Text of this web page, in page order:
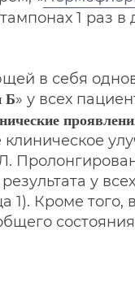
1 раз в
в себя
Б» у всех
клиническое
у
1). Кроме